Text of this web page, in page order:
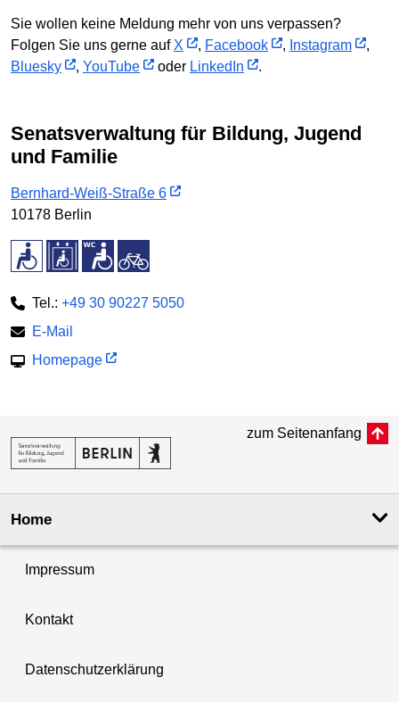
Sie wollen keine Meldung mehr von uns verpassen?
Folgen Sie uns gerne auf X , Facebook , Instagram
,
Bluesky
, YouTube oder LinkedIn .
Senatsverwaltung für Bildung, Jugend
und Familie
Bernhard-Weiß-Straße 6
10178 Berlin
Tel.: +49 30 90227 5050
E-Mail
Homepage
zum Seitenanfang
Home
Impressum
Kontakt
Datenschutzerklärung